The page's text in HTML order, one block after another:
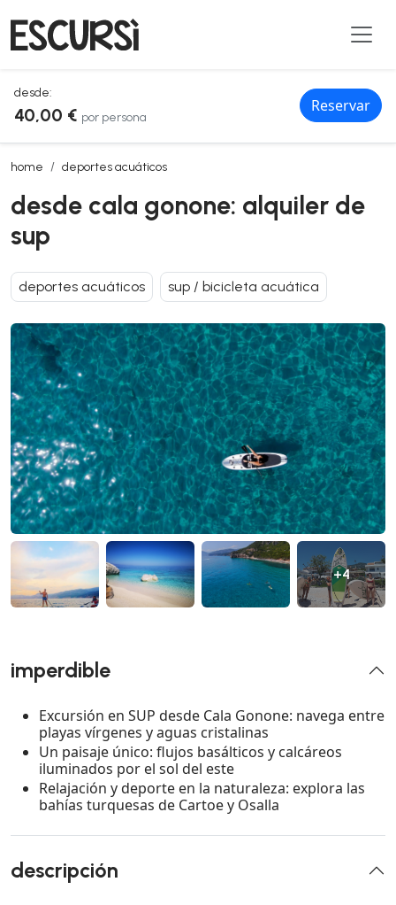
desde:
40,00 € por persona
Reservar
home deportes acuáticos
desde cala gonone: alquiler de sup
desde cala gonone: alquiler de
sup
deportes acuáticos sup / bicicleta acuática
+4
imperdible
Excursión en SUP desde Cala Gonone: navega entre
playas vírgenes y aguas cristalinas
Un paisaje único: flujos basálticos y calcáreos
iluminados por el sol del este
Relajación y deporte en la naturaleza: explora las
bahías turquesas de Cartoe y Osalla
descripción